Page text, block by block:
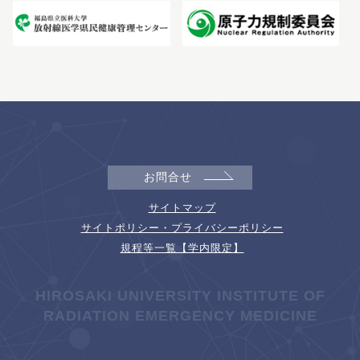
お問合せ
サイトマップ
サイトポリシー・プライバシーポリシー
規程等一覧【学内限定】
HIROSAKI UNIVERSITY INSTITUTE OF
RADIATION EMERGENCY MEDICINE